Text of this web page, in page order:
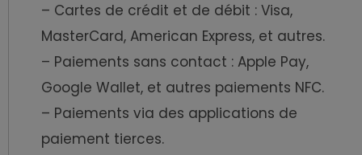
– Cartes de crédit et de débit : Visa,
MasterCard, American Express, et autres.
– Paiements sans contact : Apple Pay,
Google Wallet, et autres paiements NFC.
– Paiements via des applications de
paiement tierces.